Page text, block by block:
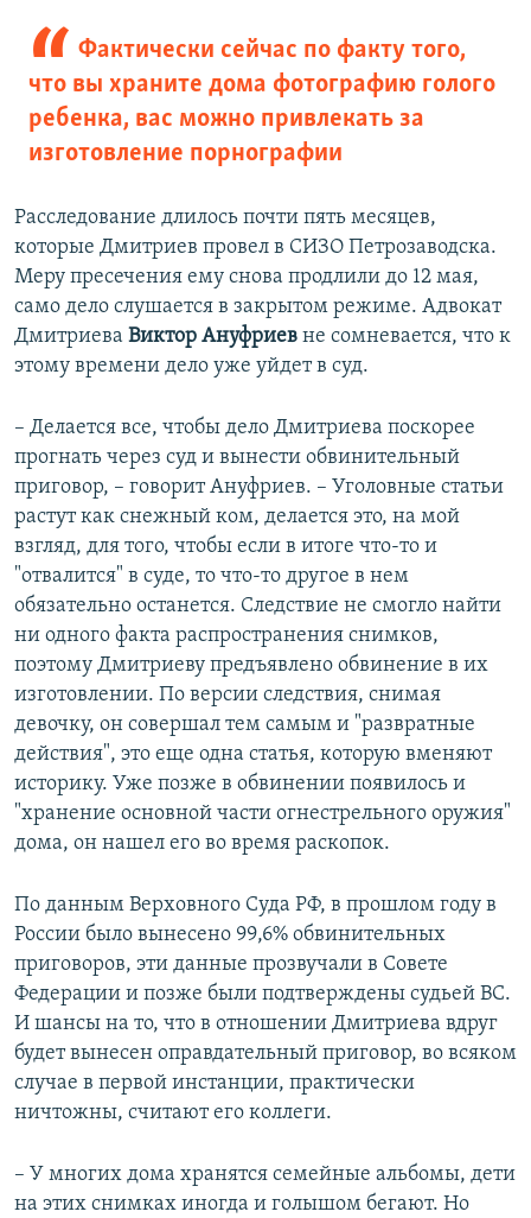
Фактически сейчас по факту того,
что вы храните дома фотографию голого
ребенка, вас можно привлекать за
изготовление порнографии
Расследование длилось почти пять месяцев,
которые Дмитриев провел в СИЗО Петрозаводска.
Меру пресечения ему снова продлили до 12 мая,
само дело слушается в закрытом режиме. Адвокат
Дмитриева Виктор Ануфриев не сомневается, что к
этому времени дело уже уйдет в суд.
– Делается все, чтобы дело Дмитриева поскорее
прогнать через суд и вынести обвинительный
приговор, – говорит Ануфриев. – Уголовные статьи
растут как снежный ком, делается это, на мой
взгляд, для того, чтобы если в итоге что-то и
"отвалится" в суде, то что-то другое в нем
обязательно останется. Следствие не смогло найти
ни одного факта распространения снимков,
поэтому Дмитриеву предъявлено обвинение в их
изготовлении. По версии следствия, снимая
девочку, он совершал тем самым и "развратные
действия", это еще одна статья, которую вменяют
историку. Уже позже в обвинении появилось и
"хранение основной части огнестрельного оружия"
дома, он нашел его во время раскопок.
По данным Верховного Суда РФ, в прошлом году в
России было вынесено 99,6% обвинительных
приговоров, эти данные прозвучали в Совете
Федерации и позже были подтверждены судьей ВС.
И шансы на то, что в отношении Дмитриева вдруг
будет вынесен оправдательный приговор, во всяком
случае в первой инстанции, практически
ничтожны, считают его коллеги.
– У многих дома хранятся семейные альбомы, дети
на этих снимках иногда и голышом бегают. Но